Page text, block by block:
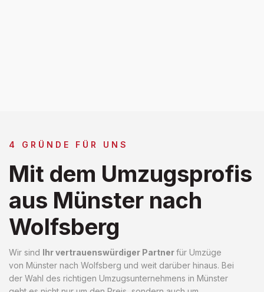
4 GRÜNDE FÜR UNS
Mit dem Umzugsprofis
aus Münster nach
Wolfsberg
Wir sind Ihr vertrauenswürdiger Partnerfür Umzüge
von Münster nach Wolfsberg und weit darüber hinaus. Bei
der Wahl des richtigen Umzugsunternehmens in Münster